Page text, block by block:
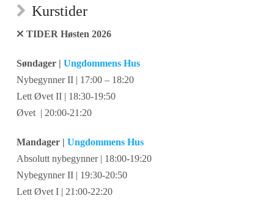
Kurstider
TIDER Høsten 2026
Søndager | Ungdommens Hus
Nybegynner II | 17:00 – 18:20
Lett Øvet II | 18:30-19:50
Øvet | 20:00-21:20
Mandager | Ungdommens Hus
Absolutt nybegynner | 18:00-19:20
Nybegynner II | 19:30-20:50
Lett Øvet I | 21:00-22:20